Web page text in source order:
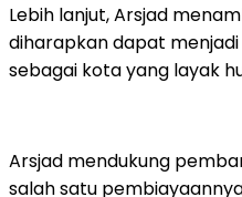
Lebih lanjut, Arsjad
diharapkan dapat
sebagai kota yang layak
Arsjad mendukung
salah satu